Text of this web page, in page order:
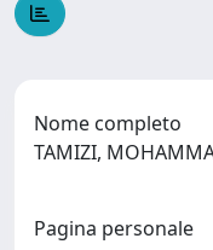
Nome completo
TAMIZI,
Pagina personale